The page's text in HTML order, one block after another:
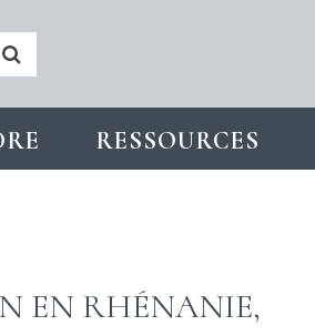
RESSOURCES
EN RHÉNANIE,